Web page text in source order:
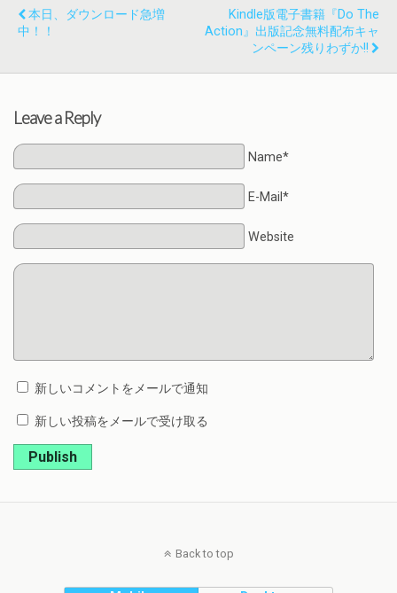
本日、ダウンロード急増
中！！
Kindle版電子書籍『Do The
Action』出版記念無料配布キャ
ンペーン残りわずか!!
Leave a Reply
Name*
E-Mail*
Website
新しいコメントをメールで通知
新しい投稿をメールで受け取る
Publish
Back to top